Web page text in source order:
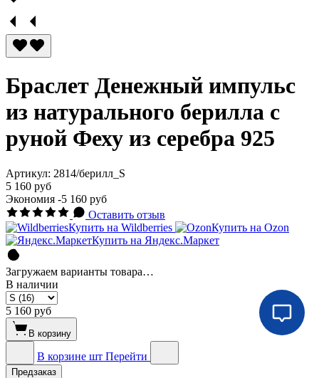
Браслет Денежный импульс
из натурального берилла с
руной Феху из серебра 925
Артикул: 2814/берилл_S
5 160 руб
Экономия -5 160 руб
Оставить отзыв
Купить на Wildberries
Купить на Ozon
Купить на Яндекс.Маркет
Загружаем варианты товара…
В наличии
5 160 руб
В корзину
В корзине шт Перейти
Предзаказ